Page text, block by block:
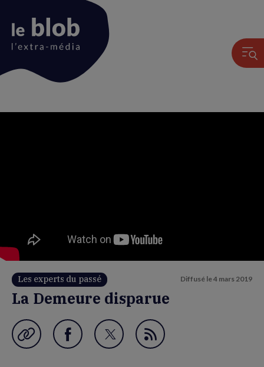
Les experts du passé Diffusé le4 mars 2019
La Demeure disparue
Garder en favori
Partager PartagerFlux